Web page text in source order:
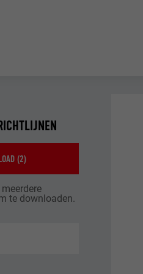
(2)
te downloaden.